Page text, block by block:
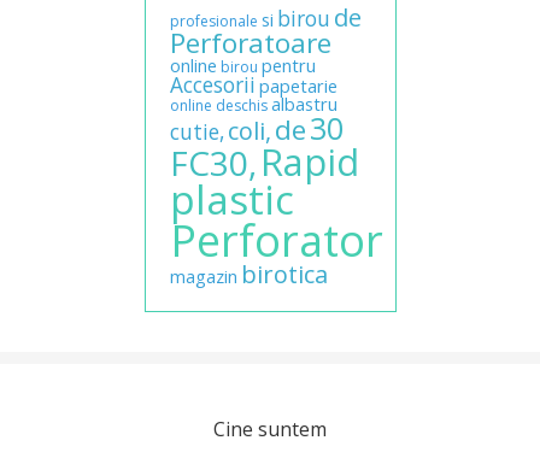
profesionale si birou de
Perforatoare
online birou pentru
Accesorii papetarie
online deschis albastru
cutie,coli,de30
FC30, Rapid
plastic
Perforator
magazin birotica
Cine suntem